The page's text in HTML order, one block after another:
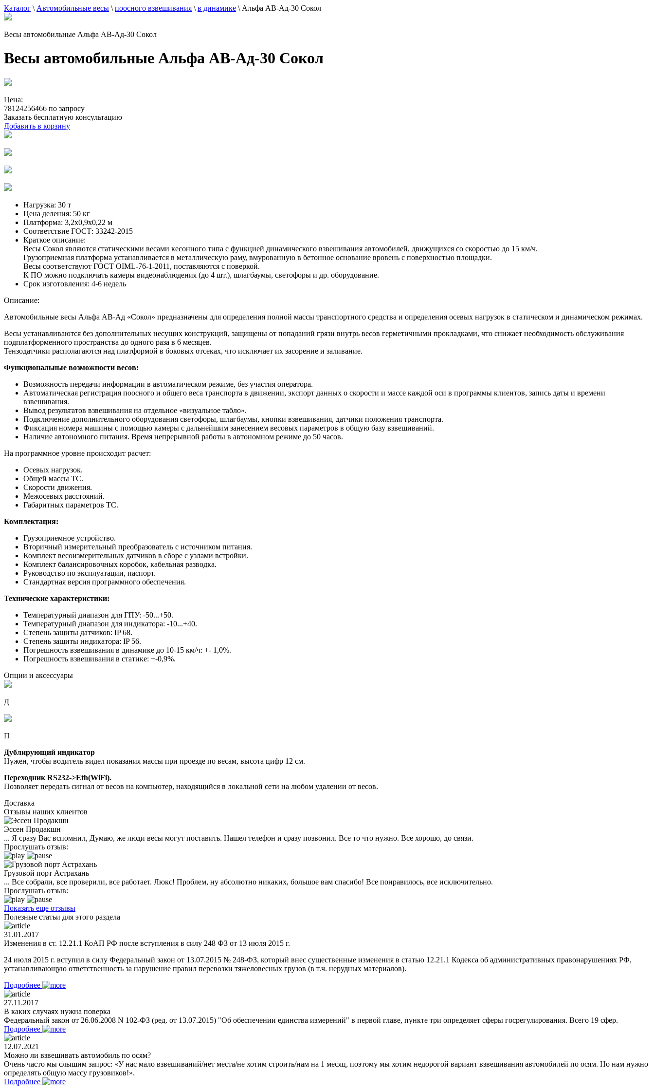
Каталог \ Автомобильные весы \ поосного взвешивания \ в динамике \ Альфа АВ-Ад-30 Сокол
Весы автомобильные Альфа АВ-Ад-30 Сокол
Весы автомобильные Альфа АВ-Ад-30 Сокол
Цена:
78124256466 по запросу
Заказать бесплатную консультацию
Добавить в корзину
Нагрузка: 30 т
Цена деления: 50 кг
Платформа: 3,2х0,9х0,22 м
Соответствие ГОСТ: 33242-2015
Краткое описание:
Весы Сокол являются статическими весами кесонного типа с функцией динамического взвешивания автомобилей, движущихся со скоростью до 15 км/ч.
Грузоприемная платформа устанавливается в металлическую раму, вмурованную в бетонное основание вровень с поверхностью площадки.
Весы соответствуют ГОСТ OIML-76-1-2011, поставляются с поверкой.
К ПО можно подключать камеры видеонаблюдения (до 4 шт.), шлагбаумы, светофоры и др. оборудование.
Срок изготовления: 4-6 недель
Описание:
Автомобильные весы Альфа АВ-Ад «Сокол» предназначены для определения полной массы транспортного средства и определения осевых нагрузок в статическом и динамическом режимах.
Весы устанавливаются без дополнительных несущих конструкций, защищены от попаданий грязи внутрь весов герметичными прокладками, что снижает необходимость обслуживания
подплатформенного пространства до одного раза в 6 месяцев.
Тензодатчики располагаются над платформой в боковых отсеках, что исключает их засорение и заливание.
Функциональные возможности весов:
Возможность передачи информации в автоматическом режиме, без участия оператора.
Автоматическая регистрация поосного и общего веса транспорта в движении, экспорт данных о скорости и массе каждой оси в программы клиентов, запись даты и времени
взвешивания.
Вывод результатов взвешивания на отдельное «визуальное табло».
Подключение дополнительного оборудования светофоры, шлагбаумы, кнопки взвешивания, датчики положения транспорта.
Фиксация номера машины с помощью камеры с дальнейшим занесением весовых параметров в общую базу взвешиваний.
Наличие автономного питания. Время непрерывной работы в автономном режиме до 50 часов.
На программное уровне происходит расчет:
Осевых нагрузок.
Общей массы ТС.
Скорости движения.
Межосевых расстояний.
Габаритных параметров ТС.
Комплектация:
Грузоприемное устройство.
Вторичный измерительный преобразователь с источником питания.
Комплект весоизмерительных датчиков в сборе с узлами встройки.
Комплект балансировочных коробок, кабельная разводка.
Руководство по эксплуатации, паспорт.
Стандартная версия программного обеспечения.
Технические характеристики:
Температурный диапазон для ГПУ: -50...+50.
Температурный диапазон для индикатора: -10...+40.
Степень защиты датчиков: IP 68.
Степень защиты индикатора: IP 56.
Погрешность взвешивания в динамике до 10-15 км/ч: +- 1,0%.
Погрешность взвешивания в статике: +-0,9%.
Опции и аксессуары
Д
П
Дублирующий индикатор
Нужен, чтобы водитель видел показания массы при проезде по весам, высота цифр 12 см.
Переходник RS232->Eth(WiFi).
Позволяет передать сигнал от весов на компьютер, находящийся в локальной сети на любом удалении от весов.
Доставка
Отзывы наших клиентов
Эссен Продакшн
... Я сразу Вас вспомнил, Думаю, же люди весы могут поставить. Нашел телефон и сразу позвонил. Все то что нужно. Все хорошо, до связи.
Прослушать отзыв:
Грузовой порт Астрахань
... Все собрали, все проверили, все работает. Люкс! Проблем, ну абсолютно никаких, большое вам спасибо! Все понравилось, все исключительно.
Прослушать отзыв:
Показать еще отзывы
Полезные статьи для этого раздела
31.01.2017
Изменения в ст. 12.21.1 КоАП РФ после вступления в силу 248 ФЗ от 13 июля 2015 г.
24 июля 2015 г. вступил в силу Федеральный закон от 13.07.2015 № 248-ФЗ, который внес существенные изменения в статью 12.21.1 Кодекса об административных правонарушениях РФ,
устанавливающую ответственность за нарушение правил перевозки тяжеловесных грузов (в т.ч. нерудных материалов).
Подробнее
27.11.2017
В каких случаях нужна поверка
Федеральный закон от 26.06.2008 N 102-ФЗ (ред. от 13.07.2015) "Об обеспечении единства измерений" в первой главе, пункте три определяет сферы госрегулирования. Всего 19 сфер.
Подробнее
12.07.2021
Можно ли взвешивать автомобиль по осям?
Очень часто мы слышим запрос: «У нас мало взвешиваний/нет места/не хотим строить/нам на 1 месяц, поэтому мы хотим недорогой вариант взвешивания автомобилей по осям. Но нам нужно
определять общую массу грузовиков!».
Подробнее